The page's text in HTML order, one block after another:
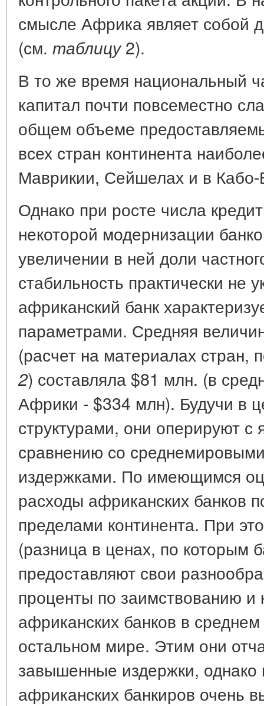
смысле Африка являет собой
(см. таблицу2).
В то же время национальный
капитал почти повсеместно
общем объеме
всех стран континента
Маврикии, Сейшелах и в
Однако при росте числа
некоторой модернизации
увеличении в ней доли
стабильность практически не
африканский банк
параметрами. Средняя
(расчет на материалах стран,
2) составляла $81 млн. (в
Африки - $334 млн). Будучи в
структурами, они оперируют
сравнению со
издержками. По имеющимся
расходы африканских банков
пределами континента. При
(разница в ценах, по которым
предоставляют свои
проценты по заимствованию и
африканских банков в
остальном мире. Этим они
завышенные издержки,
африканских банкиров очень